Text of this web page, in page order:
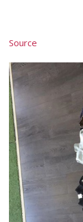
Source